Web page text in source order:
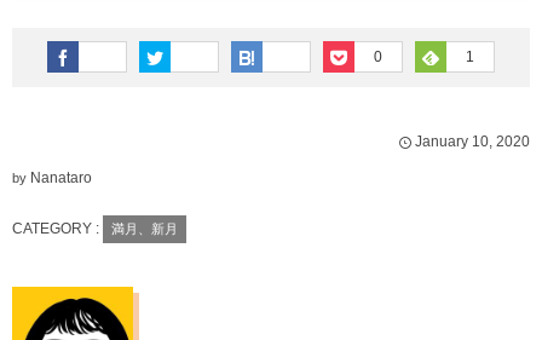
0 1
January 10 2020
by Nanataro
CATEGORY : 満月、新月